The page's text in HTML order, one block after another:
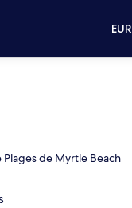
EUR
de Myrtle Beach